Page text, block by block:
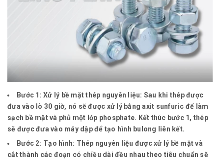
Bước 1: Xử lý bề mặt thép nguyên liệu: Sau khi thép được
đưa vào lò 30 giờ, nó sẽ được xử lý bằng axit sunfuric để làm
sạch bề mặt và phủ một lớp phosphate. Kết thúc bước 1, thép
sẽ được đưa vào máy dập để tạo hình bulong liên kết.
Bước 2: Tạo hình: Thép nguyên liệu được xử lý bề mặt và
cắt thành các đoạn có chiều dài đều nhau theo tiêu chuẩn sẽ